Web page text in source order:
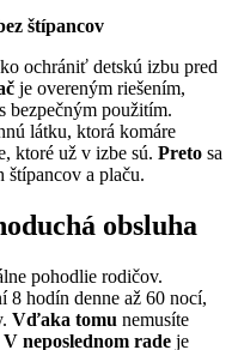
štípancov
ochrániť detskú izbu pred
je overeným riešením,
bezpečným použitím.
látku, ktorá komáre
ktoré už v izbe sú. Preto sa
štípancov a plaču.
obsluha
pohodlie rodičov.
hodín denne až 60 nocí,
Vďaka tomu nemusíte
V neposlednom rade je